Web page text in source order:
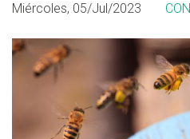
Miércoles, 05/Jul/2023